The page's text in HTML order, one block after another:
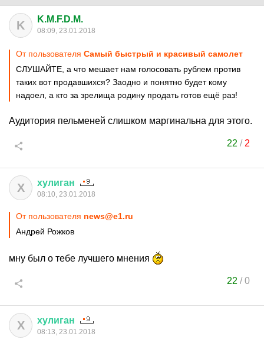
K K.M.F.D.M.
08:09, 23.01.2018
От пользователя Самый быстрый и красивый самолет
СЛУШАЙТЕ, а что мешает нам голосовать рублем против
таких вот продавшихся? Заодно и понятно будет кому
надоел, а кто за зрелища родину продать готов ещё раз!
Аудитория пельменей слишком маргинальна для этого.
22 / 2
Х хулиган
08:10, 23.01.2018
От пользователя news@e1.ru
Андрей Рожков
мну был о тебе лучшего мнения
22 /0
Х хулиган
08:13, 23.01.2018